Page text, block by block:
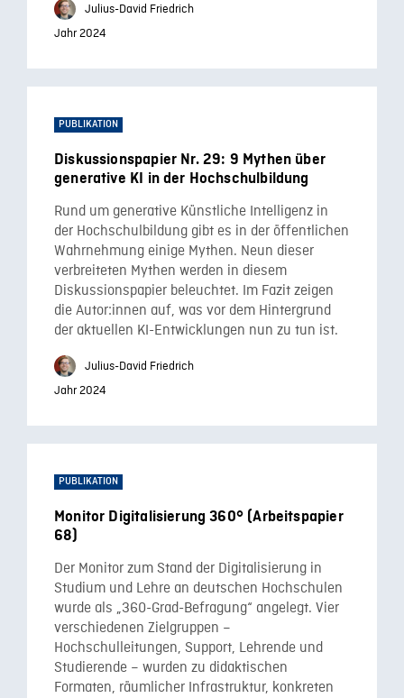
Julius-David Friedrich
Jahr 2024
PUBLIKATION
Diskussionspapier Nr. 29: 9 Mythen über
generative KI in der Hochschulbildung
Rund um generative Künstliche Intelligenz in
der Hochschulbildung gibt es in der öffentlichen
Wahrnehmung einige Mythen. Neun dieser
verbreiteten Mythen werden in diesem
Diskussionspapier beleuchtet. Im Fazit zeigen
die Autor:innen auf, was vor dem Hintergrund
der aktuellen KI-Entwicklungen nun zu tun ist.
Julius-David Friedrich
Jahr 2024
PUBLIKATION
Monitor Digitalisierung 360° (Arbeitspapier
68)
Der Monitor zum Stand der Digitalisierung in
Studium und Lehre an deutschen Hochschulen
wurde als „360-Grad-Befragung“ angelegt. Vier
verschiedenen Zielgruppen –
Hochschulleitungen, Support, Lehrende und
Studierende – wurden zu didaktischen
Formaten, räumlicher Infrastruktur, konkreten